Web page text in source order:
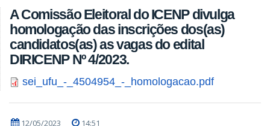
A Comissão Eleitoral do ICENP divulga
homologação das inscrições dos(as)
candidatos(as) as vagas do edital
DIRICENP Nº 4/2023.
sei_ufu_-_4504954_-_homologacao.pdf
12/05/2023 14:51